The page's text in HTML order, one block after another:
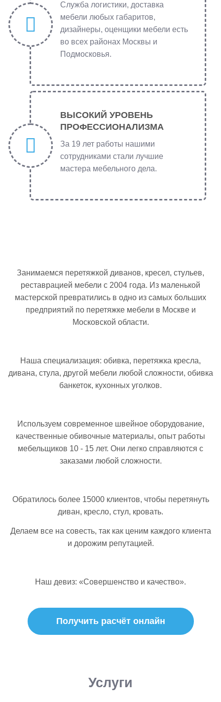
Служба логистики, доставка
мебели любых габаритов,
дизайнеры, оценщики мебели есть
во всех районах Москвы и
Подмосковья.
ВЫСОКИЙ УРОВЕНЬ
ПРОФЕССИОНАЛИЗМА
За 19 лет работы нашими
сотрудниками стали лучшие
мастера мебельного дела.
Занимаемся перетяжкой диванов, кресел, стульев,
реставрацией мебели с 2004 года. Из маленькой
мастерской превратились в одно из самых больших
предприятий по перетяжке мебели в Москве и
Московской области.
Наша специализация: обивка, перетяжка кресла,
дивана, стула, другой мебели любой сложности, обивка
банкеток, кухонных уголков.
Используем современное швейное оборудование,
качественные обивочные материалы, опыт работы
мебельщиков 10 - 15 лет. Они легко справляются с
заказами любой сложности.
Обратилось более 15000 клиентов, чтобы перетянуть
диван, кресло, стул, кровать.
Делаем все на совесть, так как ценим каждого клиента
и дорожим репутацией.
Наш девиз: «Совершенство и качество».
Получить расчёт онлайн
Услуги